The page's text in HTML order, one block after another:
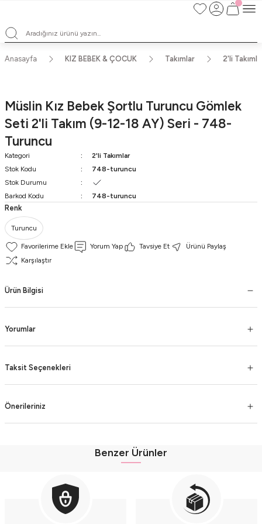
Satışlarımız Toptandır !. Minumum 20 Seridir !. Toptan Fiyatları Görebilmek
Satışlarımız Toptandır !. Minumum 20 Seridir !. Toptan Fiyatları Görebilmek
İçin Üye Olunuz !.
İçin Üye Olunuz !.
Anasayfa KIZ BEBEK & ÇOCUK Takımlar 2'li
Müslin Kız Bebek Şortlu Turuncu Gömlek
Seti 2'li Takım (9-12-18 AY) Seri - 748-
Turuncu
Kategori
2'li Takımlar
Stok Kodu
748-turuncu
Stok Durumu
Barkod Kodu
748-turuncu
Renk
Turuncu
Yorum Yap Tavsiye Et
Ürünü Paylaş
Karşılaştır
Ürün Bilgisi
Yorumlar
Taksit Seçenekleri
Önerileriniz
Benzer Ürünler
Müslin Kız Bebek Şortlu Çok Renkli Gömlek Seti 2'li Takım (9-12-18 AY) Seri